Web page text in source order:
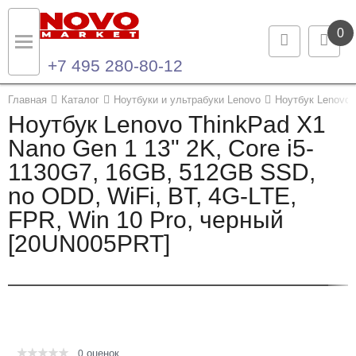
0
+7 495 280-80-12
Главная Каталог Ноутбуки и ультрабуки Lenovo Ноутбук
Ноутбук Lenovo ThinkPad X1
Nano Gen 1 13" 2K, Core i5-
1130G7, 16GB, 512GB SSD,
no ODD, WiFi, BT, 4G-LTE,
FPR, Win 10 Pro, черный
[20UN005PRT]
0 оценок
Назад
Каталог продукции
Ноутбуки и ультрабуки
Компьютеры
Моноблоки
Назад
Контакты
Контактная информация